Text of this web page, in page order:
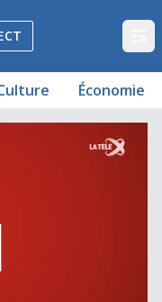
et Fribourg
Économie